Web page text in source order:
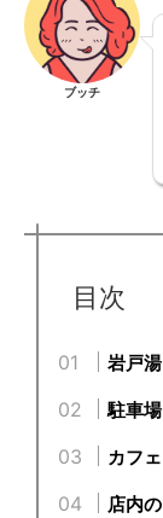
ブッチ
目次
岩戸
駐車場
カフ
店内